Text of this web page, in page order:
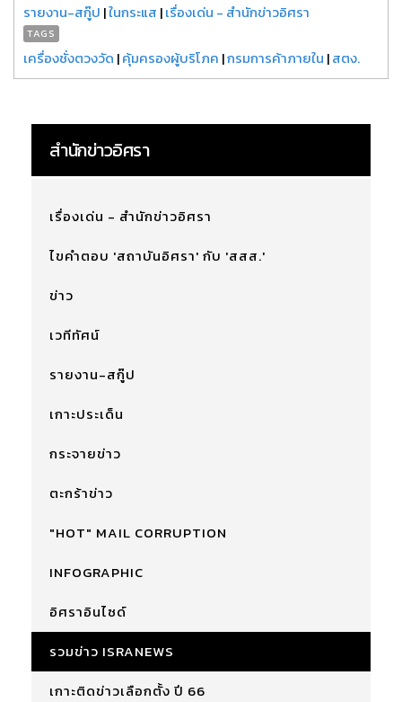
รายงาน-สกู๊ป |ในกระแส |เรื่องเด่น - สำนักข่าวอิศรา
TAGS
เครื่องชั่งตวงวัด |คุ้มครองผู้บริโภค |กรมการค้าภายใน |สตง.
สำนักข่าวอิศรา
เรื่องเด่น - สำนักข่าวอิศรา
ไขคำตอบ 'สถาบันอิศรา' กับ 'สสส.'
ข่าว
เวทีทัศน์
รายงาน-สกู๊ป
เกาะประเด็น
กระจายข่าว
ตะกร้าข่าว
"HOT" MAIL CORRUPTION
INFOGRAPHIC
อิศราอินไซด์
รวมข่าว ISRANEWS
เกาะติดข่าวเลือกตั้ง ปี 66